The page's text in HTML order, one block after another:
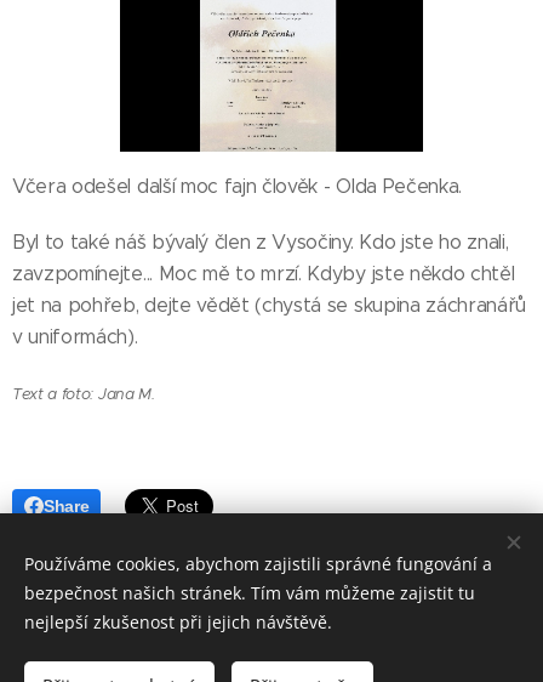
Včera odešel další moc fajn člověk - Olda Pečenka.
Byl to také náš bývalý člen z Vysočiny. Kdo jste ho znali,
zavzpomínejte... Moc mě to mrzí. Kdyby jste někdo chtěl
jet na pohřeb, dejte vědět (chystá se skupina záchranářů
v uniformách).
Text a foto: Jana M.
Share
Aktualizováno 6.7.2026
Používáme cookies, abychom zajistili správné fungování a
bezpečnost našich stránek. Tím vám můžeme zajistit tu
nejlepší zkušenost při jejich návštěvě.